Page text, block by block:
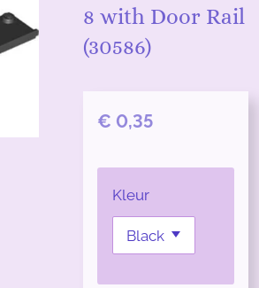
8 with Door Rail
(30586)
€ 0,35
Kleur